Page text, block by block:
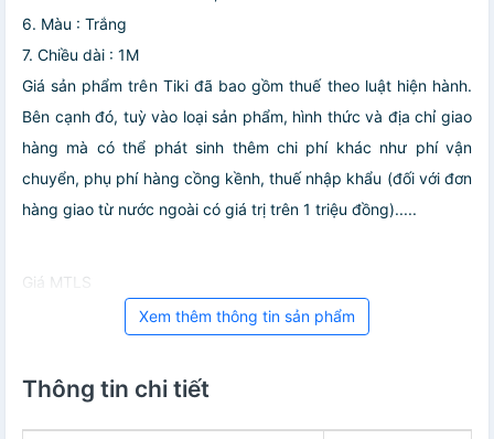
6. Màu : Trắng
7. Chiều dài : 1M
Giá sản phẩm trên Tiki đã bao gồm thuế theo luật hiện hành.
Bên cạnh đó, tuỳ vào loại sản phẩm, hình thức và địa chỉ giao
hàng mà có thể phát sinh thêm chi phí khác như phí vận
chuyển, phụ phí hàng cồng kềnh, thuế nhập khẩu (đối với đơn
hàng giao từ nước ngoài có giá trị trên 1 triệu đồng).....
Giá MTLS
Xem thêm thông tin sản phẩm
Thông tin chi tiết